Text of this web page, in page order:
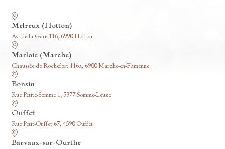
Melreux (Hotton)
Av. de la Gare 116, 6990 Hotton
Marloie (Marche)
Chaussée de Rochefort 116a, 6900 Marche-en-Famenne
Bonsin
Rue Petite-Somme 1, 5377 Somme-Leuze
Ouffet
Rue Petit-Ouffet 67, 4590 Ouffet
Barvaux-sur-Ourthe